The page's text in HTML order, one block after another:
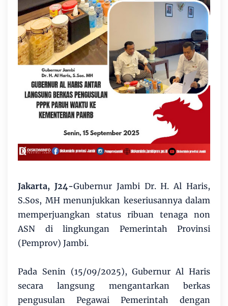
Jakarta, J24-Gubernur Jambi Dr. H. Al Haris,
S.Sos, MH menunjukkan keseriusannya dalam
memperjuangkan status ribuan tenaga non
ASN di lingkungan Pemerintah Provinsi
(Pemprov) Jambi.
Pada Senin (15/09/2025), Gubernur Al Haris
secara langsung mengantarkan berkas
pengusulan Pegawai Pemerintah dengan